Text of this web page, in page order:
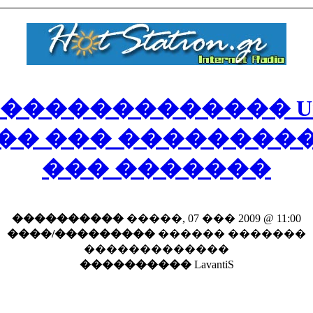
���
��� �������
���������� �����, 07 ��� 2009 @ 11:00
����/��������� ������ �������
�������������
����������LavantiS